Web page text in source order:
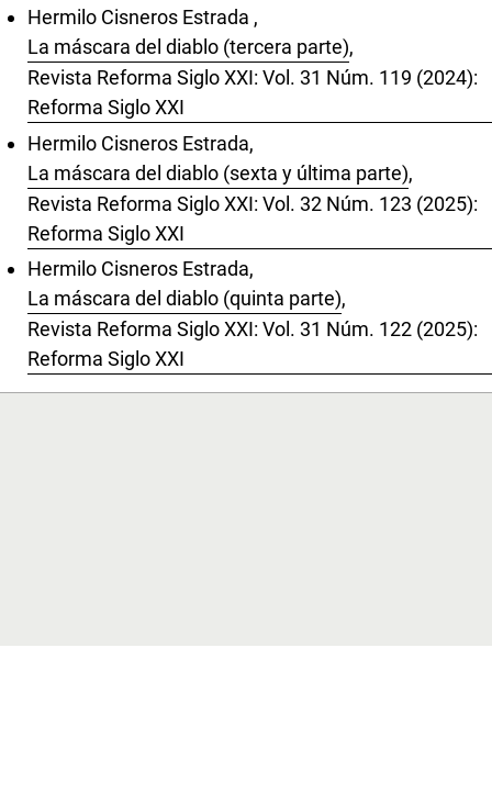
Hermilo Cisneros Estrada ,
La máscara del diablo (tercera parte),
Revista Reforma Siglo XXI: Vol. 31 Núm. 119 (2024):
Reforma Siglo XXI
Hermilo Cisneros Estrada,
La máscara del diablo (sexta y última parte),
Revista Reforma Siglo XXI: Vol. 32 Núm. 123 (2025):
Reforma Siglo XXI
Hermilo Cisneros Estrada,
La máscara del diablo (quinta parte),
Revista Reforma Siglo XXI: Vol. 31 Núm. 122 (2025):
Reforma Siglo XXI